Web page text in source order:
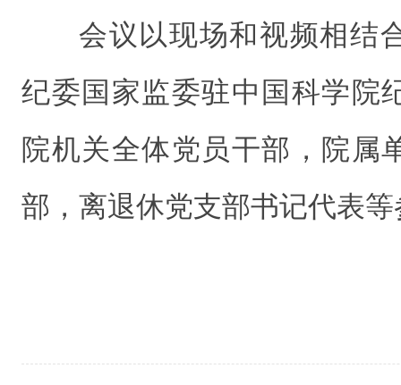
会议以现场和视频相结
纪委国家监委驻中国科学院
院机关全体党员干部，院属
部，离退休党支部书记代表